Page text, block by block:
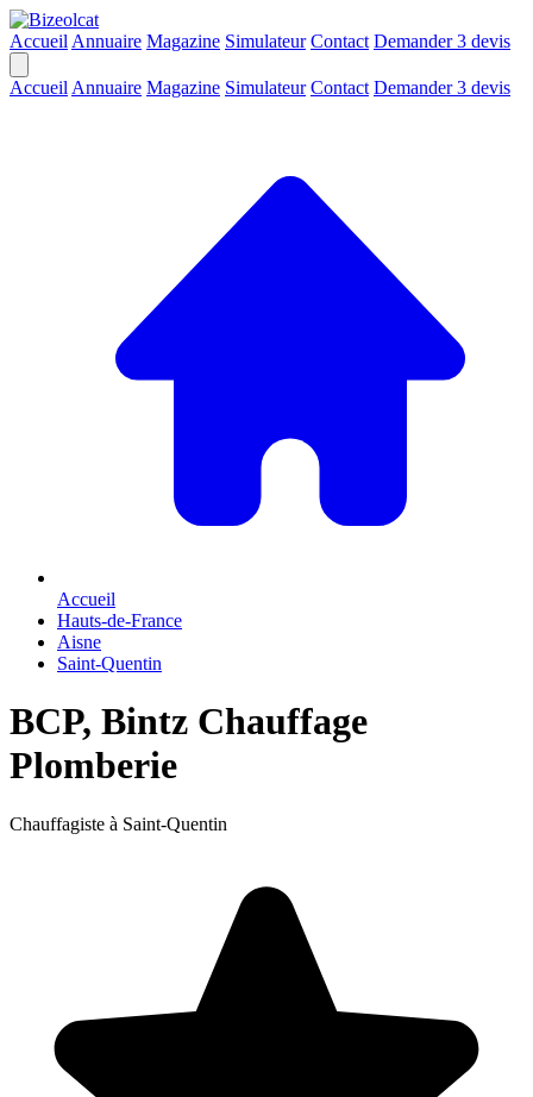
Accueil Annuaire Magazine Simulateur Contact Demander 3 devis
Accueil Annuaire Magazine Simulateur Contact Demander 3 devis
Accueil
Hauts-de-France
Aisne
Saint-Quentin
BCP, Bintz Chauffage
Plomberie
Chauffagiste à Saint-Quentin